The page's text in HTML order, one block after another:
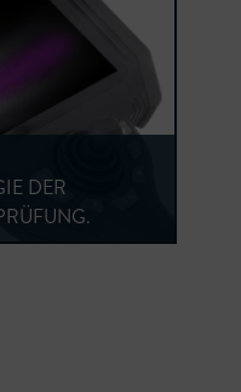
DER